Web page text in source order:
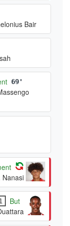
Bair
69'
Nanasi
But